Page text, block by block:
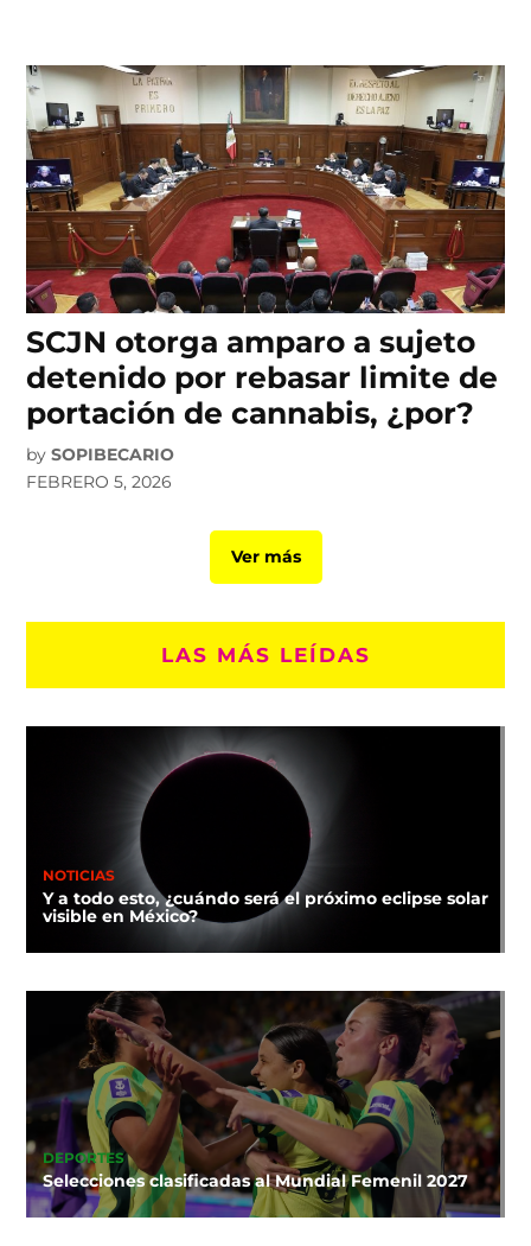
SCJN otorga amparo a sujeto
detenido por rebasar limite de
portación de cannabis, ¿por?
by SOPIBECARIO
FEBRERO 5, 2026
Ver más
LAS MÁS LEÍDAS
NOTICIAS
Y a todo esto, ¿cuándo será el próximo eclipse solar
visible en México?
DEPORTES
Selecciones clasificadas al Mundial Femenil 2027